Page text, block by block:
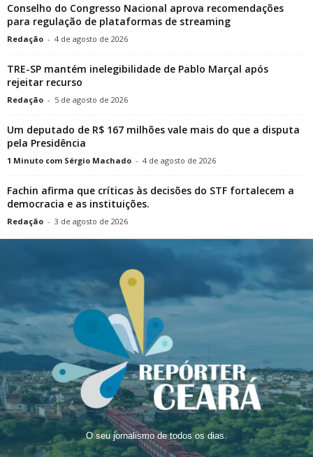
Conselho do Congresso Nacional aprova recomendações
para regulação de plataformas de streaming
Redação - 4 de agosto de 2026
TRE-SP mantém inelegibilidade de Pablo Marçal após
rejeitar recurso
Redação - 5 de agosto de 2026
Um deputado de R$ 167 milhões vale mais do que a disputa
pela Presidência
1 Minuto com Sérgio Machado - 4 de agosto de 2026
Fachin afirma que críticas às decisões do STF fortalecem a
democracia e as instituições.
Redação - 3 de agosto de 2026
O seu jornalismo de todos os dias.